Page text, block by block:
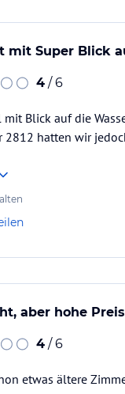
mit Super Blick
4 / 6
mit Blick auf die
2812 hatten wir
aber hohe
4 / 6
etwas ältere